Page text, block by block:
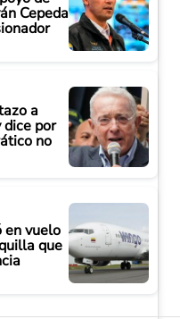
Cepeda
a
por
no
vuelo
que